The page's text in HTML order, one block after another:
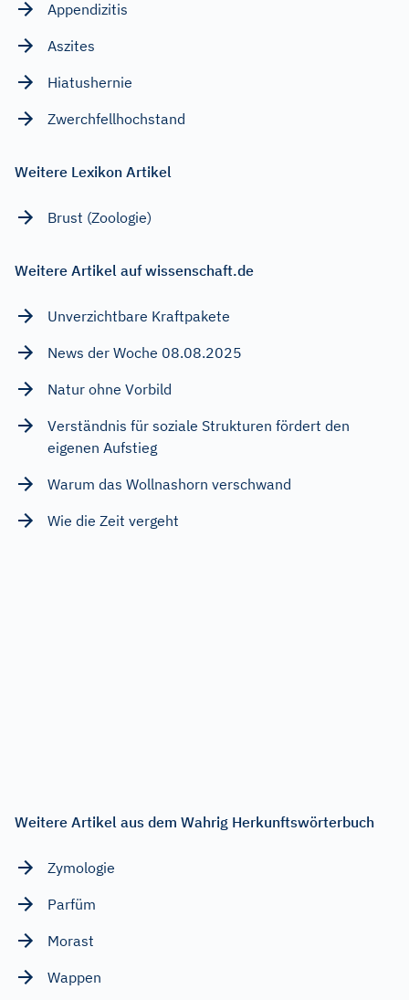
Appendizitis
Aszites
Hiatushernie
Zwerchfellhochstand
Weitere Lexikon Artikel
Brust (Zoologie)
Weitere Artikel auf wissenschaft.de
Unverzichtbare Kraftpakete
News der Woche 08.08.2025
Natur ohne Vorbild
Verständnis für soziale Strukturen fördert den
eigenen Aufstieg
Warum das Wollnashorn verschwand
Wie die Zeit vergeht
Weitere Artikel aus dem Wahrig Herkunftswörterbuch
Zymologie
Parfüm
Morast
Wappen